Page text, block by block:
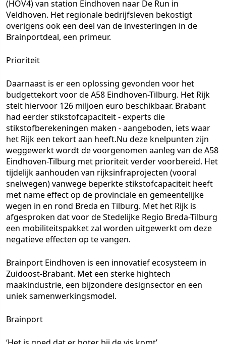
(HOV4) van station Eindhoven naar De Run in
Veldhoven. Het regionale bedrijfsleven bekostigt
overigens ook een deel van de investeringen in de
Brainportdeal, een primeur.
Prioriteit
Daarnaast is er een oplossing gevonden voor het
budgettekort voor de A58 Eindhoven-Tilburg. Het Rijk
stelt hiervoor 126 miljoen euro beschikbaar. Brabant
had eerder stikstofcapaciteit - experts die
stikstofberekeningen maken - aangeboden, iets waar
het Rijk een tekort aan heeft.Nu deze knelpunten zijn
weggewerkt wordt de voorgenomen aanleg van de A58
Eindhoven-Tilburg met prioriteit verder voorbereid. Het
tijdelijk aanhouden van rijksinfraprojecten (vooral
snelwegen) vanwege beperkte stikstofcapaciteit heeft
met name effect op de provinciale en gemeentelijke
wegen in en rond Breda en Tilburg. Met het Rijk is
afgesproken dat voor de Stedelijke Regio Breda-Tilburg
een mobiliteitspakket zal worden uitgewerkt om deze
negatieve effecten op te vangen.
Brainport Eindhoven is een innovatief ecosysteem in
Zuidoost-Brabant. Met een sterke hightech
maakindustrie, een bijzondere designsector en een
uniek samenwerkingsmodel.
Brainport